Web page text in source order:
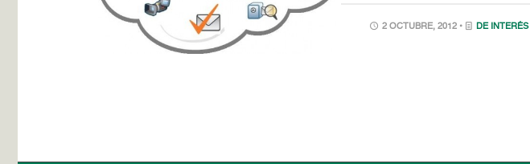
2 OCTUBRE, 2012 • DE INTERÉS